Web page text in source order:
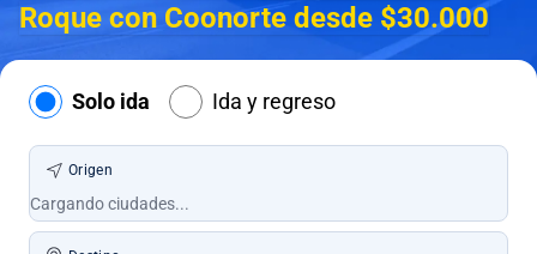
Roque con Coonorte desde $30.000
Solo ida Ida y regreso
Origen